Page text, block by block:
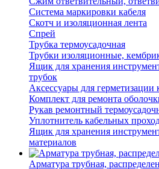
Система маркировки кабеля
Скотч и изоляционная лента
Спрей
Трубка термоусадочная
Трубки изоляционные,
Ящик для хранения
трубок
Аксессуары для герметизации
Комплект для ремонта
Рукав ремонтный
Уплотнитель кабельных
Ящик для хранения
материалов
Арматура трубная,